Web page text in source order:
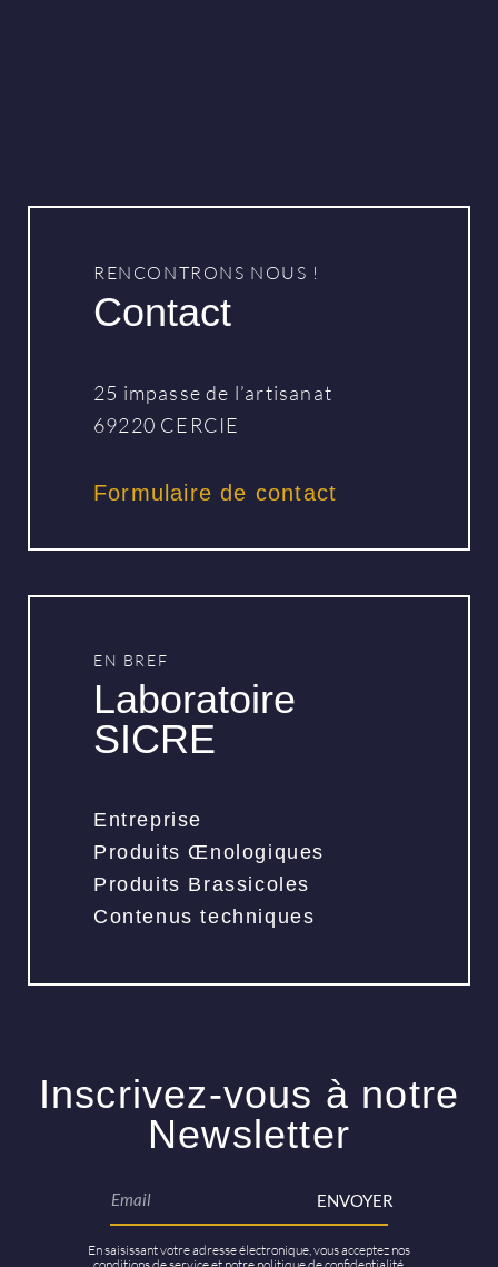
RENCONTRONS NOUS !
Contact
25 impasse de l’artisanat
69220 CERCIE
Formulaire de contact
EN BREF
Laboratoire
SICRE
Entreprise
Produits Œnologiques
Produits Brassicoles
Contenus techniques
Inscrivez-vous à notre
Newsletter
ENVOYER
En saisissant votre adresse électronique, vous acceptez nos